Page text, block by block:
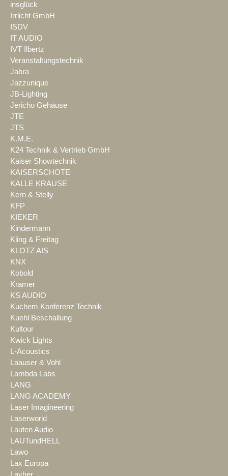
insglück
Irrlicht GmbH
ISDV
IT AUDIO
IVT Ilbertz
Veranstaltungstechnik
Jabra
Jazzunique
JB-Lighting
Jericho Gehäuse
JTE
JTS
K.M.E.
K24 Technik & Vertrieb GmbH
Kaiser Showtechnik
KAISERSCHOTE
KALLE KRAUSE
Kern & Stelly
KFP
KIEKER
Kindermann
Kling & Freitag
KLOTZ AIS
KNX
Kobold
Kramer
KS AUDIO
Kuchem Konferenz Technik
Kuehl Beschallung
Kultour
Kwick Lights
L-Acoustics
Laauser & Vohl
Lambda Labs
LANG
LANG ACADEMY
Laser Imagineering
Laserworld
Lauten Audio
LAUTundHELL
Lawo
Lax Europa